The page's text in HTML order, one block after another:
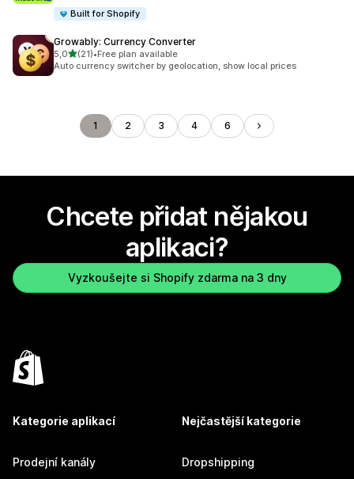
Built for Shopify
Growably: Currency Converter
5,0z 5 hvězd
(21)
Celkový počet recenzí: 21
•Free plan available
Auto currency switcher by geolocation, show local prices
1 2 3 4 6
Chcete přidat nějakou
aplikaci?
Vyzkoušejte si Shopify zdarma na 3 dny
Kategorie aplikací
Prodejní kanály
Nejčastější kategorie
Dropshipping